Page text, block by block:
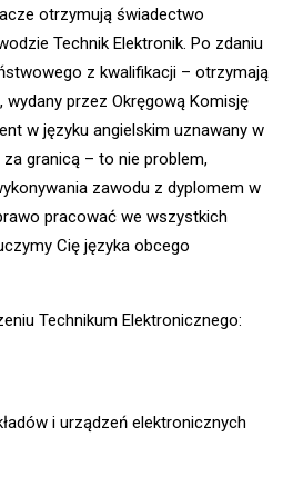
otrzymują świadectwo
Technik Elektronik. Po zdaniu
z kwalifikacji – otrzymają
wydany przez Okręgową Komisję
w języku angielskim uznawany w
za granicą – to nie problem,
zawodu z dyplomem w
pracować we wszystkich
Cię języka obcego
Technikum Elektronicznego:
i urządzeń elektronicznych